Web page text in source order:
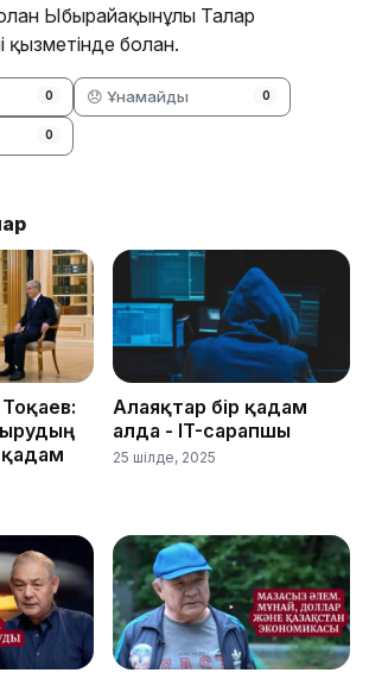
Ыбырайақынұлы Талғар
болған.
0 😞 Ұнамайды 0
0
қадам
Алаяқтар бір қадам
алда - IT-сарапшы
25 шілде, 2025